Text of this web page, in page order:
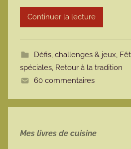
r
t
e
Continuer la lecture
Défis, challenges & jeux,
spéciales, Retour à la tradition
60 commentaires
Mes livres de cuisine